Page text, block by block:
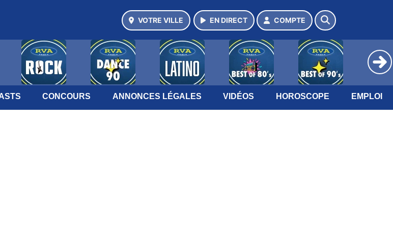
VOTRE VILLE EN DIRECT COMPTE
CONCOURS ANNONCES LÉGALES VIDÉOS HOROSCOPE EMPLOI